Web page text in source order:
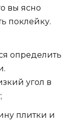
вы ясно
поклейку.
определить
угол в
плитки и